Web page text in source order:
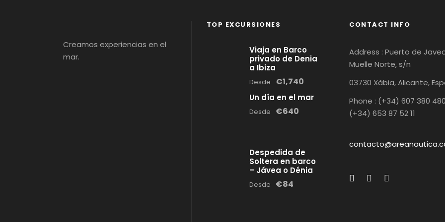
Creamos experiencias en el
mar.
TOP EXCURSIONES
Viaja en Barco
privado de Denia
a Ibiza
Desde €1,740
Un día en el mar
Desde €640
Despedida de
Soltera en barco
– Jávea o Dénia
Desde €84
CONTACT INFO
Address : Puerto de
Muelle Norte, s/n
03730 Xàbia, Alicante,
Phone : (+34) 607 380
(+34) 653 87 52 11